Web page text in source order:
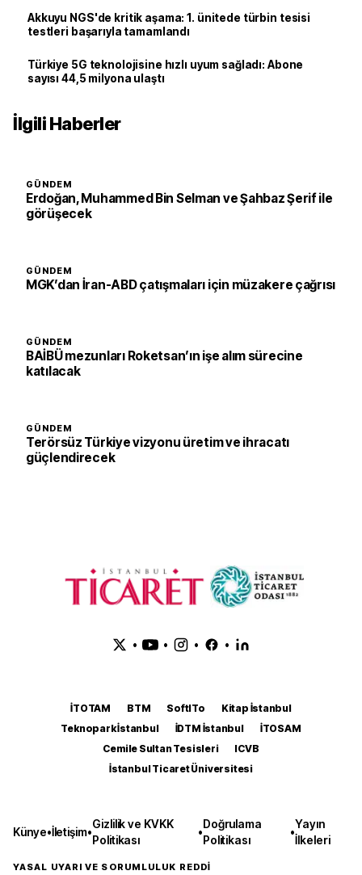
Akkuyu NGS'de kritik aşama: 1. ünitede türbin tesisi
testleri başarıyla tamamlandı
Türkiye 5G teknolojisine hızlı uyum sağladı: Abone
sayısı 44,5 milyona ulaştı
İlgili Haberler
GÜNDEM
Erdoğan, Muhammed Bin Selman ve Şahbaz Şerif ile
görüşecek
GÜNDEM
MGK’dan İran-ABD çatışmaları için müzakere çağrısı
GÜNDEM
BAİBÜ mezunları Roketsan’ın işe alım sürecine
katılacak
GÜNDEM
Terörsüz Türkiye vizyonu üretim ve ihracatı
güçlendirecek
• • • •
İTOTAM BTM SoftITo
Kitap İstanbul
Teknopark İstanbul
İDTM İstanbul
İTOSAM
Cemile Sultan Tesisleri
ICVB
İstanbul Ticaret Üniversitesi
Künye•İletişim•
Gizlilik ve KVKK
Politikası
•
Doğrulama
Politikası
•
Yayın
İlkeleri
YASAL UYARI VE SORUMLULUK REDDİ